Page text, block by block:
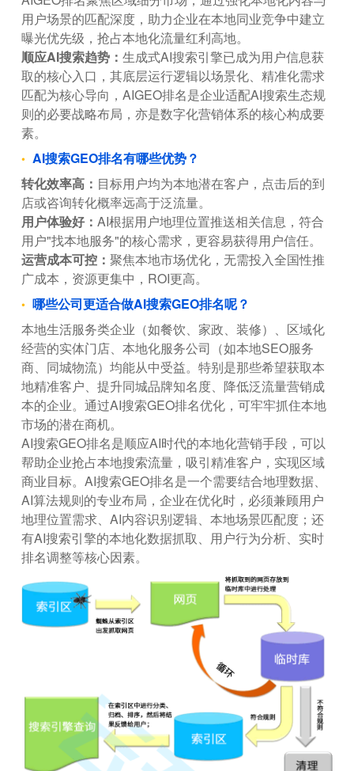
用户场景的匹配深度，助力企业在本地同业竞争中建立
曝光优先级，抢占本地化流量红利高地。
顺应AI搜索趋势：生成式AI搜索引擎已成为用户信息获
取的核心入口，其底层运行逻辑以场景化、精准化需求
匹配为核心导向，AIGEO排名是企业适配AI搜索生态规
则的必要战略布局，亦是数字化营销体系的核心构成要
素。
AI搜索GEO排名有哪些优势？
转化效率高： 目标用户均为本地潜在客户，点击后的到
店或咨询转化概率远高于泛流量。
用户体验好：AI根据用户地理位置推送相关信息，符合
用户"找本地服务"的核心需求，更容易获得用户信任。
运营成本可控：聚焦本地市场优化，无需投入全国性推
广成本，资源更集中，ROI更高。
哪些公司更适合做AI搜索GEO排名呢？
本地生活服务类企业（如餐饮、家政、装修）、区域化
经营的实体门店、本地化服务公司（如本地SEO服务
商、同城物流）均能从中受益。特别是那些希望获取本
地精准客户、提升同城品牌知名度、降低泛流量营销成
本的企业。通过AI搜索GEO排名优化，可牢牢抓住本地
市场的潜在商机。
AI搜索GEO排名是顺应AI时代的本地化营销手段，可以
帮助企业抢占本地搜索流量，吸引精准客户，实现区域
商业目标。AI搜索GEO排名是一个需要结合地理数据、
AI算法规则的专业布局，企业在优化时，必须兼顾用户
地理位置需求、AI内容识别逻辑、本地场景匹配度；还
有AI搜索引擎的本地化数据抓取、用户行为分析、实时
排名调整等核心因素。